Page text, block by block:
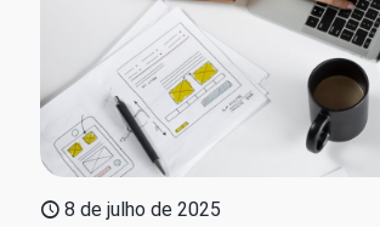
8 de julho de 2025